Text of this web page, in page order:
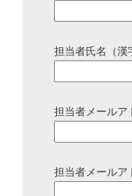
担当者氏名（漢
担当者メールア
担当者メールア